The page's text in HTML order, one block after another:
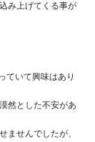
み上げてくる事が
ていて興味はあり
然とした不安があ
ませんでしたが、